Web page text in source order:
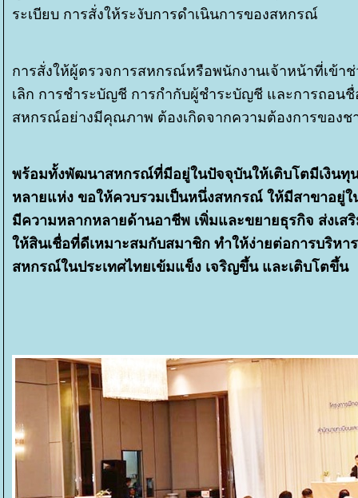
ระเบียบ การสั่งให้ระงับการดำเนินการของสหกรณ์
การสั่งให้ผู้ตรวจการสหกรณ์หรือพนักงานเจ้าหน้าที่เข้า
เลิก การชำระบัญชี การกำกับผู้ชำระบัญชี และการถอ
สหกรณ์อย่างมีคุณภาพ ต้องเกิดจากความต้องการของช
พร้อมทั้งพัฒนาสหกรณ์ที่มีอยู่ในปัจจุบันให้เติบโตมีเงิน
หลายแห่ง ขอให้ควบรวมเป็นหนึ่งสหกรณ์ ให้มีสาขาอยู่
มีความหลากหลายด้านอาชีพ เพิ่มและขยายธุรกิจ ส่งเส
ห้สินเชื่อที่ดีเหมาะสมกับสมาชิก ทำให้ง่ายต่อการบริหา
สหกรณ์ในประเทศไทยเข้มแข็ง เจริญขึ้น และเติบโตขึ้น